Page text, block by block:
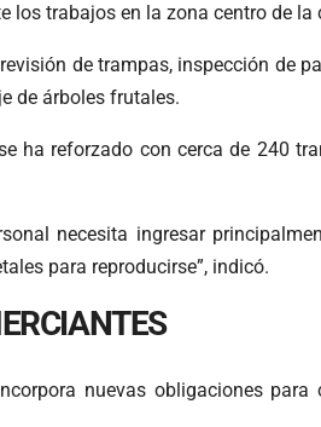
los trabajos en la zona centro de la
de trampas, inspección de
de árboles frutales.
ha reforzado con cerca de 240
necesita ingresar
para reproducirse”, indicó.
nuevas obligaciones para